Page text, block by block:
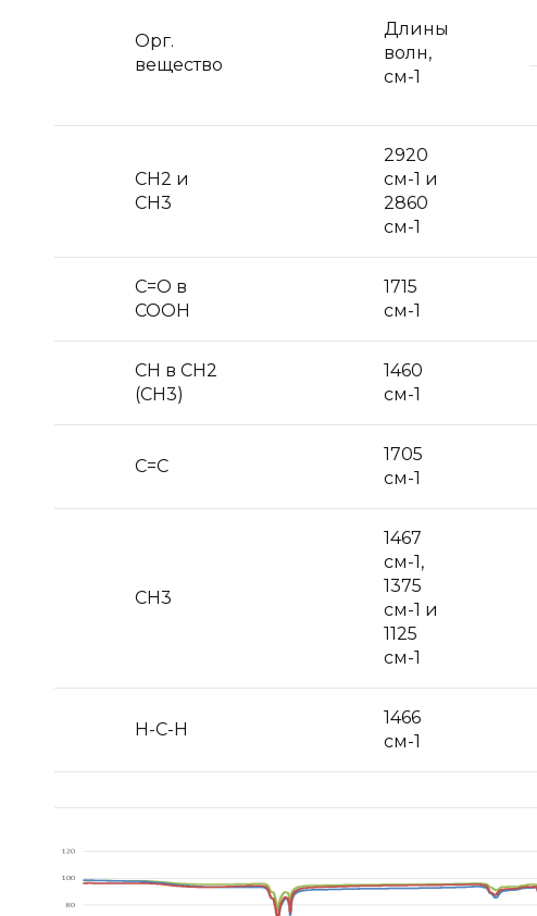
Орг.
вещество
Длины
волн,
см-1
CH2 и
СН3
2920
см-1 и
2860
см-1
С=О в
СООН
1715
см-1
СН в СН2
(СН3)
1460
см-1
С=С
1705
см-1
СН3
1467
см-1,
1375
см-1 и
1125
см-1
Н-С-Н
1466
см-1